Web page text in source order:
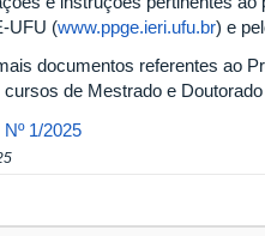
UFU (www.ppge.ieri.ufu.br) e
documentos referentes ao
de Mestrado e
1/2025